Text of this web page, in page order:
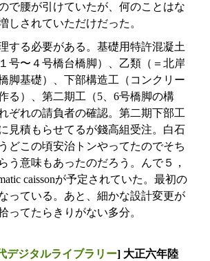
で腰が引けていたが、何のことはな
しされていただけだった。
する必要がある。基礎用特許混凝土
号〜４号橋台橋脚）、乙類（＝北岸
脚基礎）、下部構造工（コンクリー
る）、第二期工（5、6号橋脚の構
ぞれの請負者の確認。第二期下部工
見積もらせてるが錢高組受注。白石
どこの頃安治トンやってたのでそち
う意味もあったのだろう。んで５，
caissonが予定されていた。最初の
っている。あと、細かな設計変更が
ってたらきりがない多分。
デジタルライブラリー] 大正六年陸